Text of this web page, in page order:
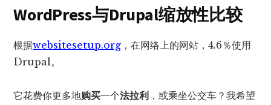
WordPress与Drupal缩放性比较
根据websitesetup.org ，在网络上的网站，4.6％使用
Drupal。
它花费你更多地购买一个法拉利 ，或乘坐公交车？我希望